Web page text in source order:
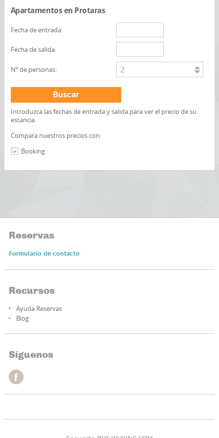
Apartamentos en Protaras
Fecha de entrada:
Fecha de salida:
Nº de personas: 2
Buscar
Introduzca las fechas de entrada y salida para ver el precio de su
estancia.
Compara nuestros precios con:
Booking
Reservas
Formulario de contacto
Recursos
Ayuda Reservas
Blog
Síguenos